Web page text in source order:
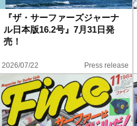
『ザ・サーファーズジャーナ
ル日本版16.2号』7月31日発
売！
2026/07/22 Press release